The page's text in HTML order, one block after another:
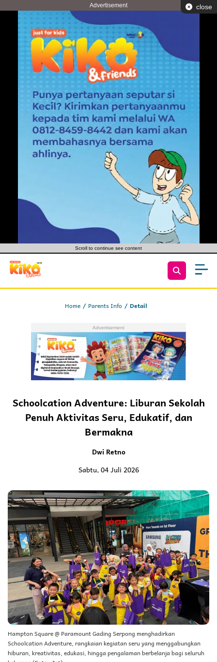
Advertisement close
Scroll to continue see content
Home Parents Info Detail
Schoolcation Adventure: Liburan Sekolah
Penuh Aktivitas Seru, Edukatif, dan
Bermakna
Dwi Retno
Sabtu, 04 Juli 2026
Hampton Square @ Paramount Gading Serpong menghadirkan
Schoolcation Adventure, rangkaian kegiatan seru yang menggabungkan
hiburan, kreativitas, edukasi, hingga pengalaman berbelanja bagi seluruh